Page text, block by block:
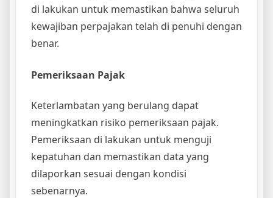
di lakukan untuk memastikan bahwa seluruh
kewajiban perpajakan telah di penuhi dengan
benar.
Pemeriksaan Pajak
Keterlambatan yang berulang dapat
meningkatkan risiko pemeriksaan pajak.
Pemeriksaan di lakukan untuk menguji
kepatuhan dan memastikan data yang
dilaporkan sesuai dengan kondisi
sebenarnya.